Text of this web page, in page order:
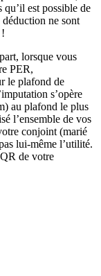
est possible de
ne sont
lorsque vous
PER,
le plafond de
s’opère
au plafond le plus
l’ensemble de vos
conjoint (marié
lui-même l’utilité.
de votre